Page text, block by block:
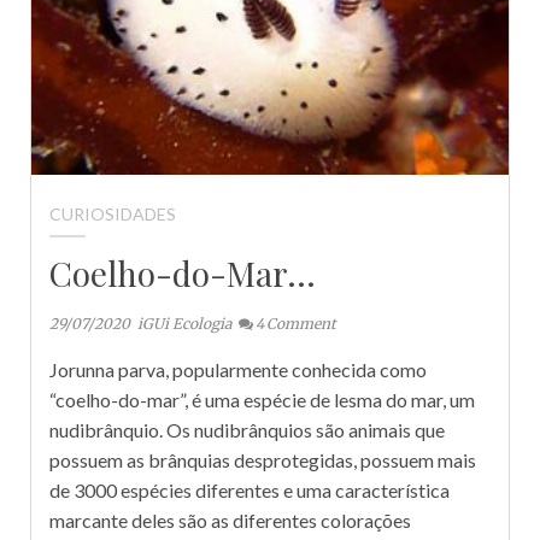
CURIOSIDADES
Coelho-do-Mar…
29/07/2020 iGUi Ecologia 4 Comment
Jorunna parva, popularmente conhecida como
“coelho-do-mar”, é uma espécie de lesma do mar, um
nudibrânquio. Os nudibrânquios são animais que
possuem as brânquias desprotegidas, possuem mais
de 3000 espécies diferentes e uma característica
marcante deles são as diferentes colorações